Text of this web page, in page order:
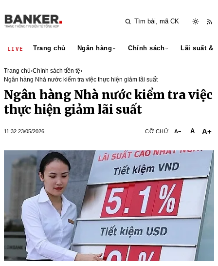
LIVE Trang chủ Ngân hàng Chính sách Lãi suất &
Trang chủ›Chính sách tiền tệ›
Ngân hàng Nhà nước kiểm tra việc thực hiện giảm lãi suất
Ngân hàng Nhà nước kiểm tra việc
thực hiện giảm lãi suất
11:32 23/05/2026 CỠ CHỮ A− A A+